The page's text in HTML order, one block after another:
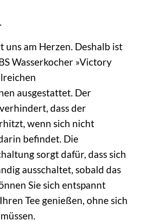
uns am Herzen. Deshalb ist
Wasserkocher »Victory
ausgestattet. Der
dass der
wenn sich nicht
befindet. Die
sorgt dafür, dass sich
ausschaltet, sobald das
Sie sich entspannt
Tee genießen, ohne sich